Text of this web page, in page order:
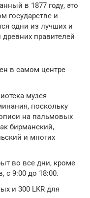
в 1877 году, это
государстве и
одни из лучших и
правителей
в самом центре
музея
поскольку
на пальмовых
бирманский,
и многих
во все дни, кроме
с 9:00 до 18:00.
и 300 LKR для